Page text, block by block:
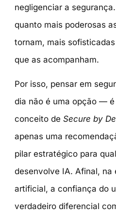
negligenciar a
quanto mais poderosas
tornam, mais
que as acompanham.
Por isso, pensar em
dia não é uma opção —
conceito de Secure by
apenas uma
pilar estratégico para
desenvolve IA. Afinal, na
artificial, a confiança do
verdadeiro diferencial